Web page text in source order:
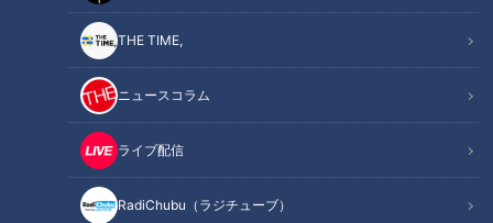
THE TIME,
ニュースコラム
ライブ配信
RadiChubu（ラジチューブ）
関連リンク
【画像一覧】登録者65万人・モフモフモー
名古屋での決断 “守られていた場所”を離れるということ